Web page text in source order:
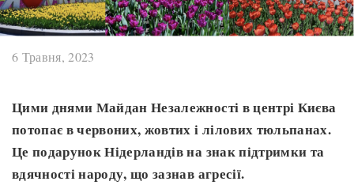
6 Травня, 2023
Цими днями Майдан Незалежності в центрі Києва
потопає в червоних, жовтих і лілових тюльпанах.
Це подарунок Нідерландів на знак підтримки та
вдячності народу, що зазнав агресії.